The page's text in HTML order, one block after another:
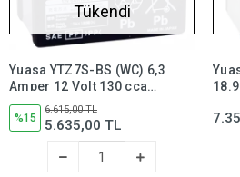
Tükendi
Yuasa YTZ7S-BS (WC) 6,3
Amper 12 Volt 130 cca
Motosiklet Aküsü Bakım
Gerektirmez,YTZ7SBS
%15
6.615,00 TL
5.635,00 TL